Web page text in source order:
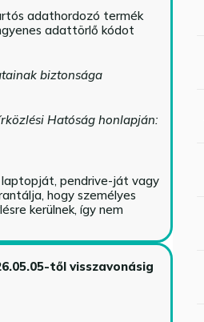
adathordozó termék
adattörlő kódot
biztonsága
Hatóság honlapján:
laptopját, pendrive-ját vagy
hogy személyes
kerülnek, így nem
től visszavonásig